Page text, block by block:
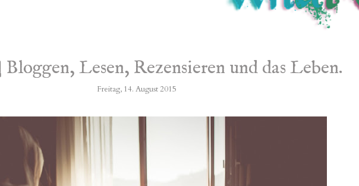
Lesen, Rezensieren und das Leben.
Freitag, 14. August 2015